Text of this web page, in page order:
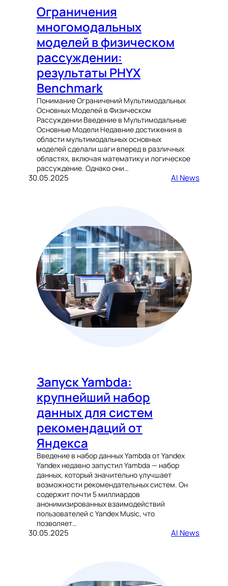
Ограничения
многомодальных
моделей в физическом
рассуждении:
результаты PHYX
Benchmark
Понимание Ограничений Мультимодальных
Основных Моделей в Физическом
Рассуждении Введение в Мультимодальные
Основные Модели Недавние достижения в
области мультимодальных основных
моделей сделали шаги вперед в различных
областях, включая математику и логическое
рассуждение. Однако они…
30.05.2025 AI News
Запуск Yambda:
крупнейший набор
данных для систем
рекомендаций от
Яндекса
Введение в набор данных Yambda от Yandex
Yandex недавно запустил Yambda — набор
данных, который значительно улучшает
возможности рекомендательных систем. Он
содержит почти 5 миллиардов
анонимизированных взаимодействий
пользователей с Yandex Music, что
позволяет…
30.05.2025 AI News